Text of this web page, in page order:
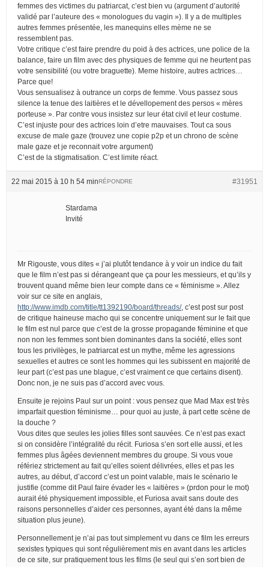
femmes des victimes du patriarcat, c’est bien vu (argument d’autorité
validé par l’auteure des « monologues du vagin »). Il y a de multiples
autres femmes présentée, les manequins elles mème ne se
ressemblent pas.
Votre critique c’est faire prendre du poid à des actrices, une police de la
balance, faire un film avec des physiques de femme qui ne heurtent pas
votre sensibilité (ou votre braguette). Meme histoire, autres actrices…
Parce que!
Vous sensualisez à outrance un corps de femme. Vous passez sous
silence la tenue des laitières et le dévellopement des persos « mères
porteuse ». Par contre vous insistez sur leur état civil et leur costume.
C’est injuste pour des actrices loin d’etre mauvaises. Tout ca sous
excuse de male gaze (trouvez une copie p2p et un chrono de scène
male gaze et je reconnait votre argument)
C’est de la stigmatisation. C’est limite réact.
22 mai 2015 à 10 h 54 min #31951
RÉPONDRE
Stardama
Invité
Mr Rigouste, vous dites « j’ai plutôt tendance à y voir un indice du fait
que le film n’est pas si dérangeant que ça pour les messieurs, et qu’ils y
trouvent quand même bien leur compte dans ce « féminisme ». Allez
voir sur ce site en anglais,
http://www.imdb.com/title/tt1392190/board/threads/, c’est post sur post
de critique haineuse macho qui se concentre uniquement sur le fait que
le film est nul parce que c’est de la grosse propagande féminine et que
non non les femmes sont bien dominantes dans la société, elles sont
tous les privilèges, le patriarcat est un mythe, même les agressions
sexuelles et autres ce sont les hommes qui les subissent en majorité de
leur part (c’est pas une blague, c’est vraiment ce que certains disent).
Donc non, je ne suis pas d’accord avec vous.
Ensuite je rejoins Paul sur un point : vous pensez que Mad Max est très
imparfait question féminisme… pour quoi au juste, à part cette scène de
la douche ?
Vous dites que seules les jolies filles sont sauvées. Ce n’est pas exact
si on considère l’intégralité du récit. Furiosa s’en sort elle aussi, et les
femmes plus âgées deviennent membres du groupe. Si vous voue
référiez strictement au fait qu’elles soient délivrées, elles et pas les
autres, au début, d’accord c’est un point valable, mais le scénario le
justifie (comme dit Paul faire évader les « laitières » (prdon pour le mot)
aurait été physiquement impossible, et Furiosa avait sans doute des
raisons personnelles d’aider ces personnes, ayant été dans la même
situation plus jeune).
Personnellement je n’ai pas tout simplement vu dans ce film les erreurs
sexistes typiques qui sont régulièrement mis en avant dans les articles
de ce site, sur pratiquement tous les films (le seul qui s’en sort bien de